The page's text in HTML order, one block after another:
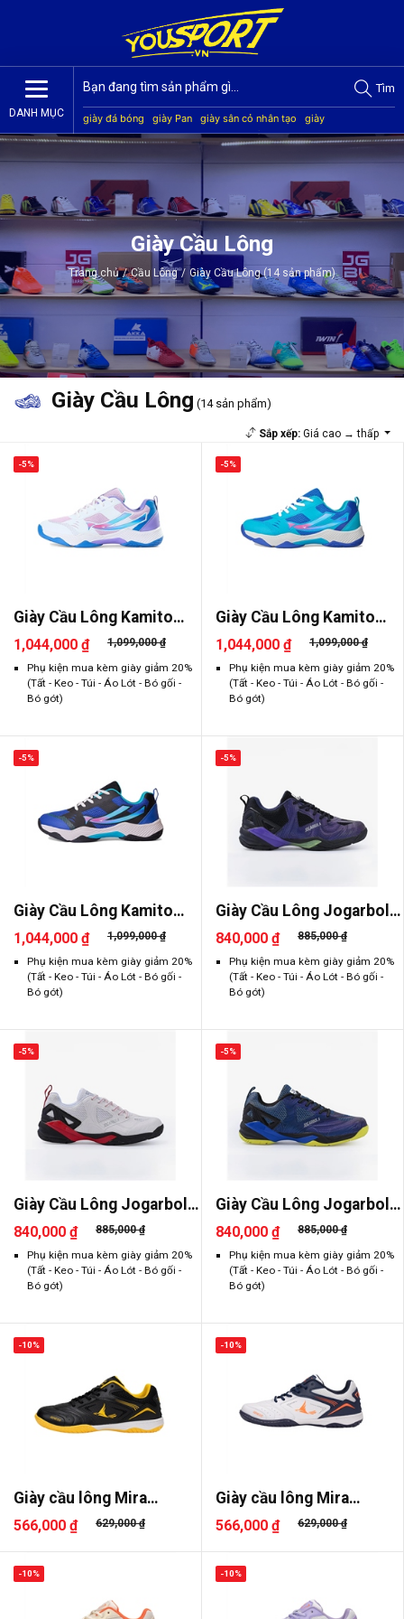
DANH MỤC
Tìm
giày đá bóng giày Pan giày sân cỏ nhân tạo
giày
Jogarbola
giày Mitre giày Akka quần áo bóng đá
giày
Giày Cầu Lông
Trang chủ / Cầu Lông / Giày Cầu Lông (14 sản phẩm)
Giày Cầu Lông (14 sản phẩm)
Sắp xếp:Giá cao → thấp
Giày Cầu Lông Kamito
Galaxy
1,044,000 ₫ 1,099,000 ₫
-5%
Phụ kiện mua kèm giày giảm 20%
(Tất - Keo - Túi - Áo Lót - Bó gối -
Bó gót)
Giày Cầu Lông Kamito
Galaxy
1,044,000 ₫ 1,099,000 ₫
-5%
Phụ kiện mua kèm giày giảm 20%
(Tất - Keo - Túi - Áo Lót - Bó gối -
Bó gót)
Giày Cầu Lông Kamito
Galaxy
1,044,000 ₫ 1,099,000 ₫
-5%
Phụ kiện mua kèm giày giảm 20%
(Tất - Keo - Túi - Áo Lót - Bó gối -
Bó gót)
Giày Cầu Lông Jogarbola
Paru
840,000 ₫ 885,000 ₫
-5%
Phụ kiện mua kèm giày giảm 20%
(Tất - Keo - Túi - Áo Lót - Bó gối -
Bó gót)
Giày Cầu Lông Jogarbola
Paru
840,000 ₫ 885,000 ₫
-5%
Phụ kiện mua kèm giày giảm 20%
(Tất - Keo - Túi - Áo Lót - Bó gối -
Bó gót)
Giày Cầu Lông Jogarbola
Paru
840,000 ₫ 885,000 ₫
-5%
Phụ kiện mua kèm giày giảm 20%
(Tất - Keo - Túi - Áo Lót - Bó gối -
Bó gót)
Giày cầu lông Mira
Genesis
566,000 ₫ 629,000 ₫
-10%
Giày cầu lông Mira
Genesis
566,000 ₫ 629,000 ₫
-10%
-10% -10%